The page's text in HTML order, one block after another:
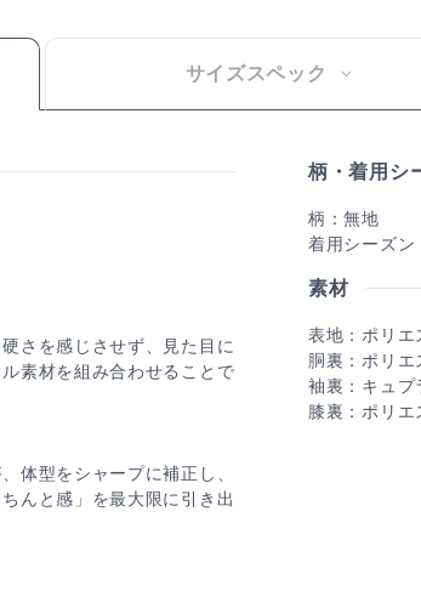
サイズスペック
さを感じさせず、見た目に
素材を組み合わせることで
体型をシャープに補正し、
んと感」を最大限に引き出
柄・着用シ
柄：無地
着用シーズン
素材
表地：ポリエ
胴裏：ポリエ
袖裏：キュプ
膝裏：ポリエ